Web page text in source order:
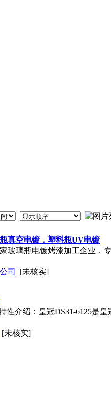
真空电镀，塑料瓶UV电镀
玻璃瓶电镀烤漆加工企业
司
[未核实]
性介绍：皇冠DS31-6125是
[未核实]